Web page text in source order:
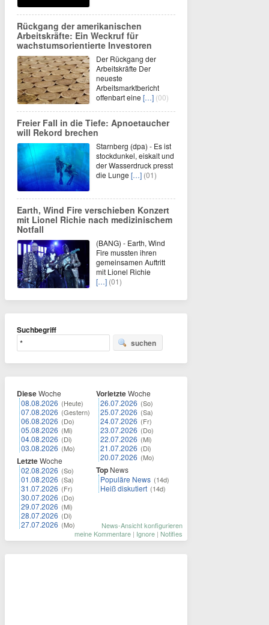
Rückgang der amerikanischen
Arbeitskräfte: Ein Weckruf für
wachstumsorientierte Investoren
Der Rückgang der
Arbeitskräfte Der
neueste
Arbeitsmarktbericht
offenbart eine […] (00)
Freier Fall in die Tiefe: Apnoetaucher
will Rekord brechen
Starnberg (dpa) - Es ist
stockdunkel, eiskalt und
der Wasserdruck presst
die Lunge […] (01)
Earth, Wind Fire verschieben Konzert
mit Lionel Richie nach medizinischem
Notfall
(BANG) - Earth, Wind
Fire mussten ihren
gemeinsamen Auftritt
mit Lionel Richie
[…] (01)
Suchbegriff
suchen
DieseWoche
08.08.2026 (Heute)
07.08.2026 (Gestern)
06.08.2026 (Do)
05.08.2026 (Mi)
04.08.2026 (Di)
03.08.2026 (Mo)
LetzteWoche
02.08.2026 (So)
01.08.2026 (Sa)
31.07.2026 (Fr)
30.07.2026 (Do)
29.07.2026 (Mi)
28.07.2026 (Di)
27.07.2026 (Mo)
VorletzteWoche
26.07.2026 (So)
25.07.2026 (Sa)
24.07.2026 (Fr)
23.07.2026 (Do)
22.07.2026 (Mi)
21.07.2026 (Di)
20.07.2026 (Mo)
Top News
Populäre News (14d)
Heiß diskutiert (14d)
News-Ansicht konfigurieren
meine Kommentare | Ignore | Notifies